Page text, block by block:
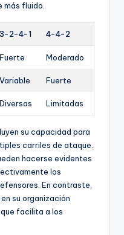
más fluido.
3-2-4-1 4-4-2
Fuerte Moderado
Variable Fuerte
Diversas Limitadas
su capacidad para
carriles de ataque.
hacerse evidentes
los
En contraste,
su organización
facilita a los